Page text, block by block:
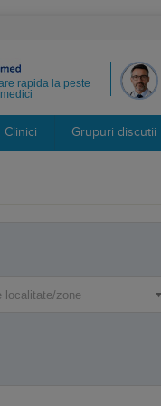
rapida la peste
Clinici Grupuri discutii
localitate/zone